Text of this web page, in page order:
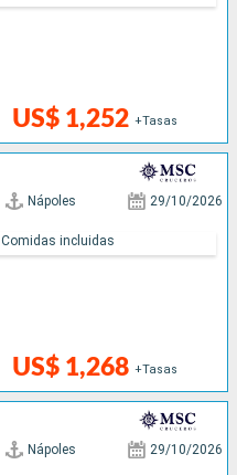
US$ 1,252 +Tasas
Nápoles 29/10/2026
US$ 1,268 +Tasas
Comidas incluidas
Nápoles 29/10/2026